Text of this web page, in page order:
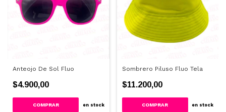
Anteojo De Sol Fluo
$4.900,00
COMPRAR en stock
Sombrero Piluso Fluo Tela
$11.200,00
COMPRAR en stock